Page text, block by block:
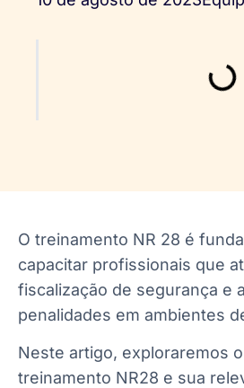
O treinamento NR 28 é
capacitar profissionais que
fiscalização de segurança e
penalidades em ambientes
Neste artigo, exploraremos
treinamento NR28 e sua